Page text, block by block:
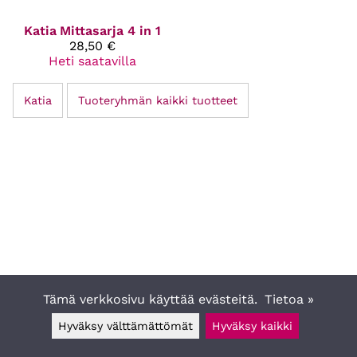
Katia Mittasarja 4 in 1
28,50 €
Heti saatavilla
Katia Tuoteryhmän kaikki tuotteet
Tämä verkkosivu käyttää evästeitä. Tietoa »
Hyväksy välttämättömät Hyväksy kaikki